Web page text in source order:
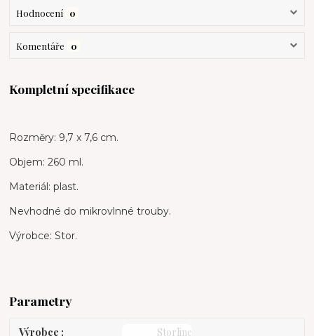
Hodnocení 0
Komentáře 0
Kompletní specifikace
Rozměry: 9,7 x 7,6 cm.
Objem: 260 ml.
Materiál: plast.
Nevhodné do mikrovlnné trouby.
Výrobce: Stor.
Parametry
Výrobce Storline